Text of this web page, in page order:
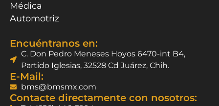
Médica
Automotriz
Encuéntranos en:
C. Don Pedro Meneses Hoyos 6470-int B4,
Partido Iglesias, 32528 Cd Juárez, Chih.
E-Mail:
bms@bmsmx.com
Contacte directamente con nosotros: